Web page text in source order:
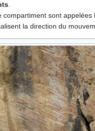
.
compartiment sont appelées
la direction du